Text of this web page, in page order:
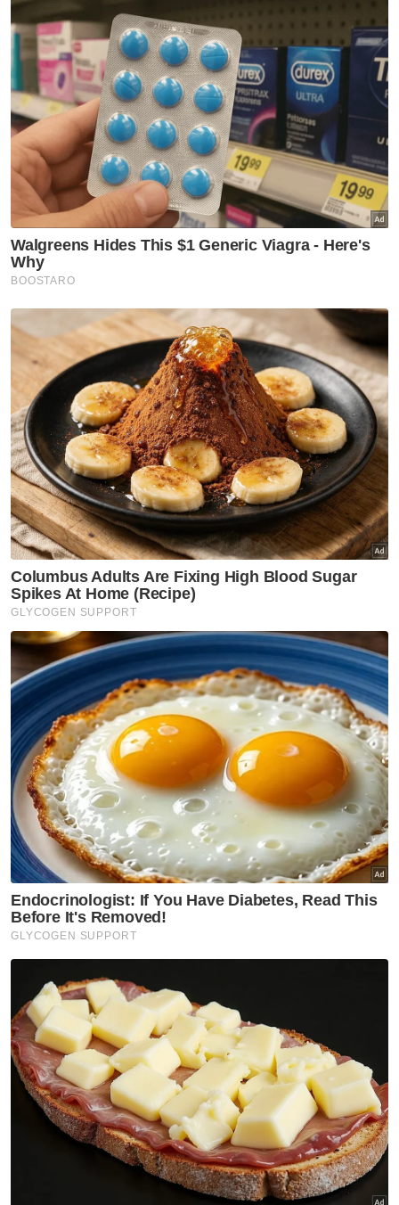
kawasan masjid,” katanya. - Bernama
Artikel Berkaitan:
Lelaki OKU didakwa cabul budak perempuan dituduh
Khamis ini
Elak sebar video mangsa cabul di masjid - Saifuddin
Shafi
Cabul di masjid: Polis siasat dakwaan suspek miliki
kad OKU
'Siasat CCTV, bukti gambar cabul kanak-kanak
perempuan di masjid'
Pemuda ditahan disyaki cabul budak perempuan di
masjid
Kanak-kanak perempuan dicabul ketika solat di
masjid
Muat turun aplikasi Sinar Harian.Klik di sini!
Kanak Kanak
Cabul
Masjid
Nancy Shukri
Artikel Disyorkan
Nasional
Bekas Ketua Hakim Negara,
Eusoff Chin meninggal dunia
Nasional
Mendepani ajaran sesat:
Antara realiti, sejarah dan
cabaran zaman moden